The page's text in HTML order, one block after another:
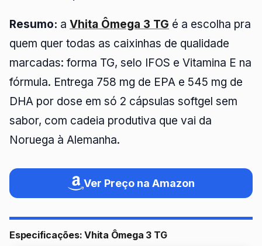
Resumo: a Vhita Ômega 3 TG é a escolha pra
quem quer todas as caixinhas de qualidade
marcadas: forma TG, selo IFOS e Vitamina E na
fórmula. Entrega 758 mg de EPA e 545 mg de
DHA por dose em só 2 cápsulas softgel sem
sabor, com cadeia produtiva que vai da
Noruega à Alemanha.
Ver Preço na Amazon
Especificações: Vhita Ômega 3 TG